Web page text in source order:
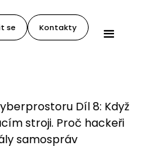
se Kontakty
Díl 8: Když
stroji. Proč hackeři
samospráv